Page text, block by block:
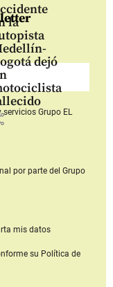
la
dejó
serviciosGrupo EL
por parte del Grupo
mis datos
su Política de